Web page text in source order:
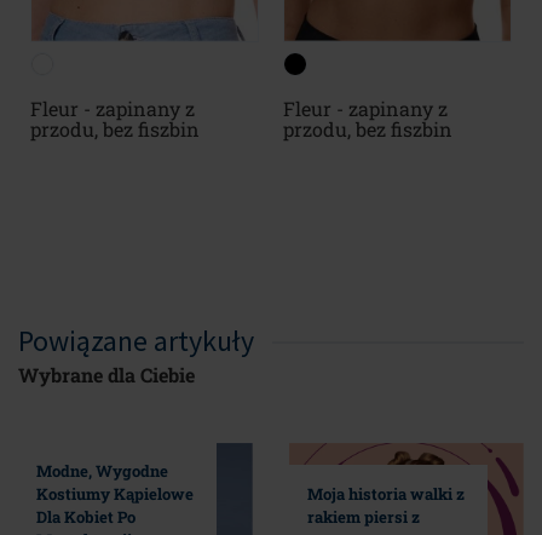
Fleur - zapinany z
przodu, bez fiszbin
Fleur - zapinany z
przodu, bez fiszbin
Powiązane artykuły
Wybrane dla Ciebie
Modne, Wygodne
Kostiumy Kąpielowe
Dla Kobiet Po
Moja historia walki z
rakiem piersi z